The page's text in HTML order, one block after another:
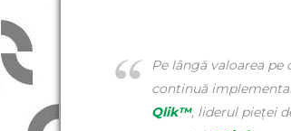
Pe lângă valoarea
continuă
Qlik™, liderul pieței